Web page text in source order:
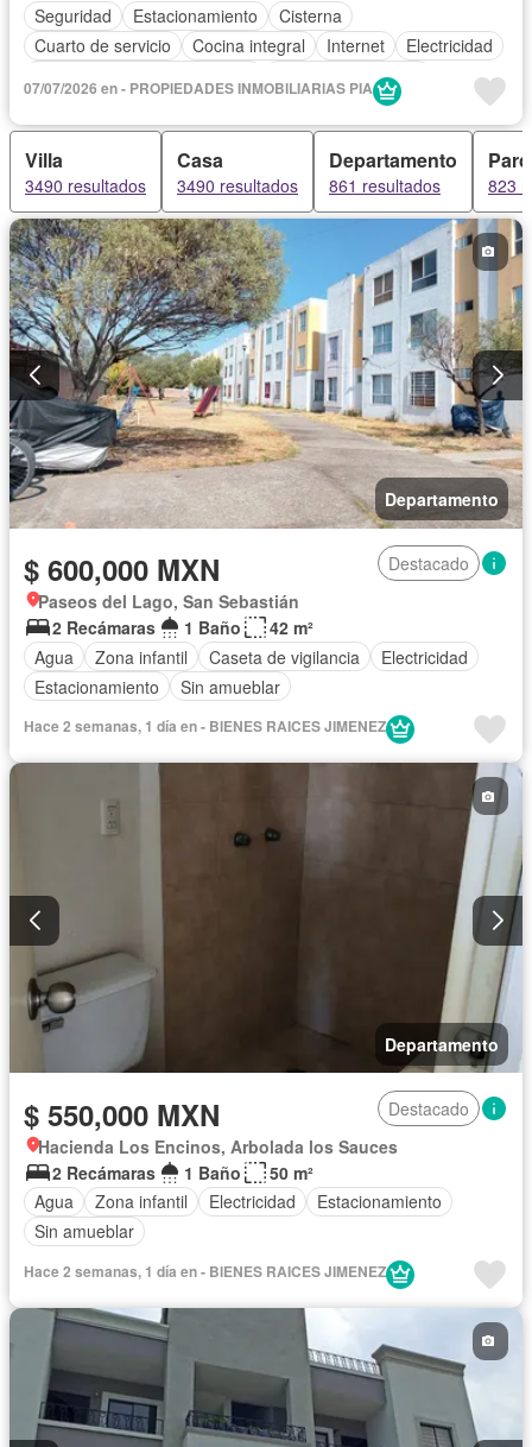
Seguridad
Estacionamiento
Cisterna
Cuarto de servicio
Cocina integral Internet
Electricidad
Cuarto de Limpieza
Caseta de vigilancia
Recámara con closet
Vista panorámica Conserje
Wifi
Sauna
Permite mascotas Permite niños
Solo familias
Sin amueblar
07/07/2026 en - PROPIEDADES INMOBILIARIAS PIA
Villa
3490 resultados
Casa
3490 resultados
Departamento
861 resultados 823
Departamento
$ 600,000 MXN
Destacado
Paseos del Lago, San Sebastián
2 Recámaras
1 Baño
42 m²
Agua
Zona infantil Caseta de vigilancia
Electricidad
Estacionamiento
Sin amueblar
Hace 2 semanas, 1 día en - BIENES RAICES JIMENEZ
Departamento
$ 550,000 MXN
Destacado
Hacienda Los Encinos, Arbolada los Sauces
2 Recámaras
1 Baño
50 m²
Agua
Zona infantil Electricidad
Estacionamiento
Sin amueblar
Hace 2 semanas, 1 día en - BIENES RAICES JIMENEZ